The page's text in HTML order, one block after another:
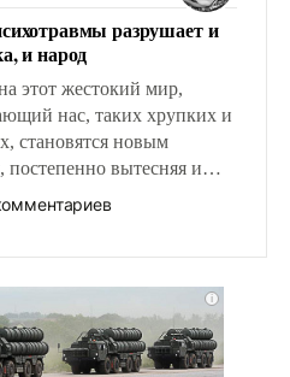
разрушает и
и народ
этот жестокий мир,
нас, таких хрупких и
становятся новым
постепенно вытесняя и
традиционное требование к
– быть мужественным и
вперед и